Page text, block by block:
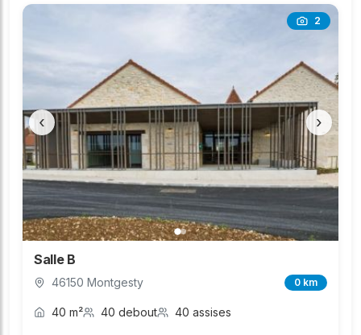
2
‹ ›
Salle B
46150 Montgesty 0 km
40 m² 40 debout 40 assises